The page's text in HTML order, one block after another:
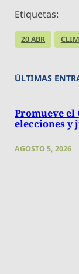
Etiquetas:
20 ABR
ÚLTIMAS
Promueve el
elecciones y
AGOSTO 5, 2026